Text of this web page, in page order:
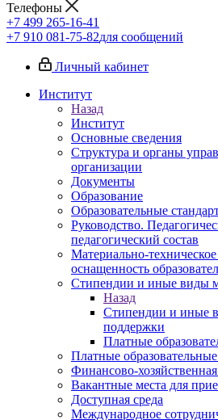
Телефоны
+7 499 265-16-41
+7 910 081-75-82для сообщений
Личный кабинет
Институт
Назад
Институт
Основные сведения
Структура и органы
организации
Документы
Образование
Образовательные
Руководство.
педагогический состав
Материально-
оснащенность
Стипендии и иные виды
Назад
Стипендии и иные
поддержки
Платные
Платные
Финансово-хозяйственная
Вакантные места для
Доступная среда
Международное